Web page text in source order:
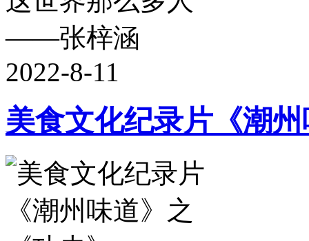
2022-8-11
美食文化纪录片《潮